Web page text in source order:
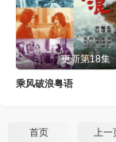
更新第18集
乘风破浪粤语
首页 上